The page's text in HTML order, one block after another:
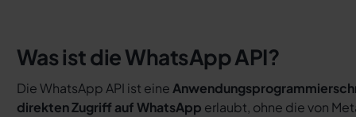
Was ist die WhatsApp API?
Die WhatsApp API ist eine
direkten Zugriff auf WhatsApp erlaubt, ohne die von